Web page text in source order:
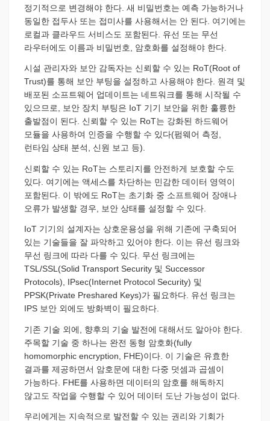
정기적으로 변경해야 한다. 새 비밀번호는 예측 가능하거나
동일한 접두사 또는 접미사를 사용해서는 안 된다. 여기에는
로컬과 클라우드 서비스도 포함된다. 유선 또는 무선
라우터에도 이름과 비밀번호, 암호화를 설정해야 한다.
시설 관리자와 보안 감독자는 신뢰할 수 있는 RoT(Root of
Trust)를 통해 보안 부팅을 설정하고 사용해야 한다. 원격 및
배포된 소프트웨어 업데이트는 네트워크를 통해 시작될 수
있으므로, 보안 장치 부팅은 IoT 기기 보안을 위한 훌륭한
출발점이 된다. 신뢰할 수 있는 RoT는 강화된 하드웨어
모듈을 사용하여 인증을 수행할 수 있다(펌웨어 측정,
런타임 상태 분석, 신원 보고 등).
신뢰할 수 있는 RoT는 스토리지를 안전하게 보호할 수도
있다. 여기에는 액세스를 차단하는 민감한 데이터 영역이
포함된다. 이 밖에도 RoT는 초기화 중 소프트웨어 장애나
오류가 발생할 경우, 보안 상태를 설정할 수 있다.
IoT 기기의 설계자는 상호운용성을 위해 기존에 구축되어
있는 기술들을 잘 파악하고 있어야 한다. 이는 유선 링크와
무선 링크에 따라 다를 수 있다. 무선 링크에는
TSL/SSL(Solid Transport Security 및 Successor
Protocols), IPsec(Internet Protocol Security) 및
PPSK(Private Preshared Keys)가 필요하다. 유선 링크는
IPS 보안 외에도 방화벽이 필요하다.
기존 기술 외에, 향후의 기술 발전에 대해서도 알아야 한다.
주목할 기술 중 하나는 완전 동형 암호화(fully
homomorphic encryption, FHE)이다. 이 기술은 유효한
결과를 제공하면서 암호문에 대한 다중 덧셈과 곱셈이
가능하다. FHE를 사용하면 데이터의 암호를 해독하지
않고도 작업을 수행할 수 있어 데이터 도난 가능성이 없다.
우리에게는 지속적으로 발전할 수 있는 권리와 기회가